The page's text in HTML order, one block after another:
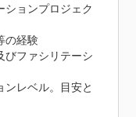
ションプロジェク
の経験
びファシリテーシ
ンレベル。目安と